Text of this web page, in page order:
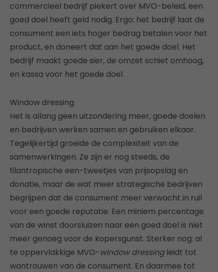
commercieel bedrijf piekert over MVO-beleid, een
goed doel heeft geld nodig. Ergo: het bedrijf laat de
consument een iets hoger bedrag betalen voor het
product, en doneert dat aan het goede doel. Het
bedrijf maakt goede sier, de omzet schiet omhoog,
en kassa voor het goede doel.
Window dressing
Het is allang geen uitzondering meer, goede doelen
en bedrijven werken samen en gebruiken elkaar.
Tegelijkertijd groeide de complexiteit van de
samenwerkingen. Ze zijn er nog steeds, de
filantropische een-tweetjes van prijsopslag en
donatie, maar de wat meer strategische bedrijven
begrijpen dat de consument meer verwacht in ruil
voor een goede reputatie. Een miniem percentage
van de winst doorsluizen naar een goed doel is niet
meer genoeg voor de kopersgunst. Sterker nog: al
te oppervlakkige MVO-window dressingleidt tot
wantrouwen van de consument. En daarmee tot